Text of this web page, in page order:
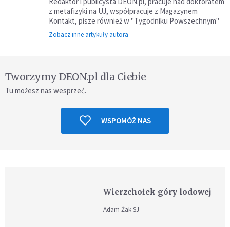
z metafizyki na UJ, współpracuje z Magazynem
Kontakt, pisze również w "Tygodniku Powszechnym"
Zobacz inne artykuły autora
Tworzymy DEON.pl dla Ciebie
Tu możesz nas wesprzeć.
WSPOMÓŻ NAS
Wierzchołek góry lodowej
Adam Żak SJ